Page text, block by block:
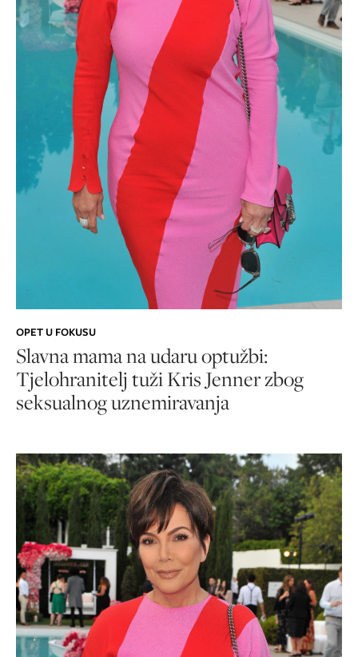
OPET U FOKUSU
Slavna mama na udaru optužbi:
Tjelohranitelj tuži Kris Jenner zbog
seksualnog uznemiravanja